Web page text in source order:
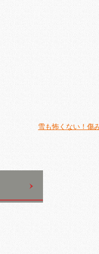
雪も怖くない！傷